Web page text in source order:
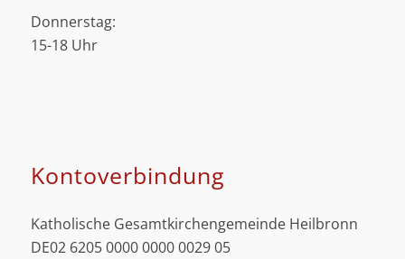
Donnerstag:
15-18 Uhr
Kontoverbindung
Katholische Gesamtkirchengemeinde Heilbronn
DE02 6205 0000 0000 0029 05